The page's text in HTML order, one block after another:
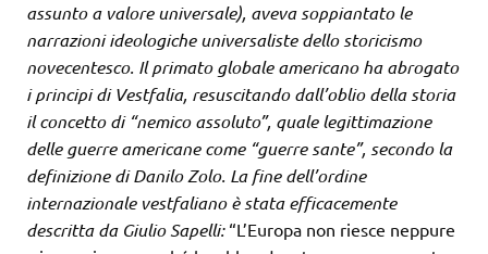
assunto a valore universale), aveva soppiantato le
narrazioni ideologiche universaliste dello storicismo
novecentesco. Il primato globale americano ha abrogato
i principi di Vestfalia, resuscitando dall’oblio della storia
il concetto di “nemico assoluto”, quale legittimazione
delle guerre americane come “guerre sante”, secondo la
definizione di Danilo Zolo. La fine dell’ordine
internazionale vestfaliano è stata efficacemente
descritta da Giulio Sapelli:“L’Europa non riesce neppure